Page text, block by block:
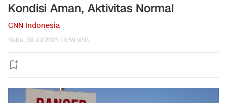
Kondisi Aman, Aktivitas Normal
CNN Indonesia
Rabu, 30 Jul 2025 14:59 WIB